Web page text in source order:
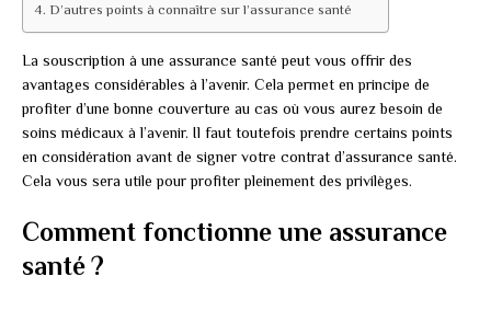
D’autres points à connaître sur l’assurance santé
La souscription à une assurance santé peut vous offrir des
avantages considérables à l’avenir. Cela permet en principe de
profiter d’une bonne couverture au cas où vous aurez besoin de
soins médicaux à l’avenir. Il faut toutefois prendre certains points
en considération avant de signer votre contrat d’assurance santé.
Cela vous sera utile pour profiter pleinement des privilèges.
Comment fonctionne une assurance
santé ?